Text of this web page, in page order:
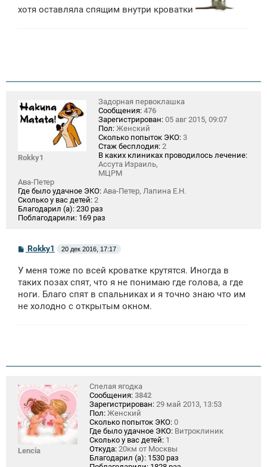
хотя оставляла спящим внутри кроватки
Rokky1
Задорная первоклашка
Сообщения: 476
Зарегистрирован: 05 авг 2015, 09:07
Пол: Женский
Сколько попыток ЭКО: 3
Стаж бесплодия: 2
В каких клиниках проводилось лечение:
Ассута Израиль,
МЦРМ
Ава-Петер
Где было удачное ЭКО: Ава-Петер, Лапина Е.Н.
Сколько у вас детей: 2
Благодарил (а): 230 раз
Поблагодарили: 169 раз
С
б
щ
н
и
Rokky1 20 дек 2016, 17:17
У меня тоже по всей кроватке крутятся. Иногда в
таких позах спят, что я не понимаю где голова, а где
ноги. Благо спят в спальниках и я точно знаю что им
не холодно с открытым окном.
Lencia
Спелая ягодка
Сообщения: 3842
Зарегистрирован: 29 май 2013, 13:53
Пол: Женский
Сколько попыток ЭКО: 0
Где было удачное ЭКО: Витроклиник
Сколько у вас детей: 1
Откуда: 20км от Москвы
Благодарил (а): 1530 раз